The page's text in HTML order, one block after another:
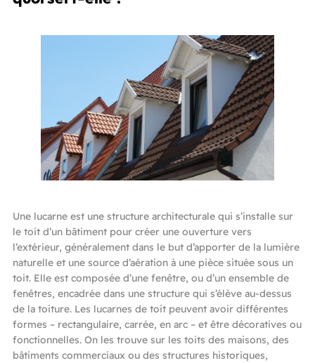
Une lucarne est une structure architecturale qui s’installe sur
le toit d’un bâtiment pour créer une ouverture vers
l’extérieur, généralement dans le but d’apporter de la lumière
naturelle et une source d’aération à une pièce située sous un
toit. Elle est composée d’une fenêtre, ou d’un ensemble de
fenêtres, encadrée dans une structure qui s’élève au-dessus
de la toiture. Les lucarnes de toit peuvent avoir différentes
formes – rectangulaire, carrée, en arc – et être décoratives ou
fonctionnelles. On les trouve sur les toits des maisons, des
bâtiments commerciaux ou des structures historiques,